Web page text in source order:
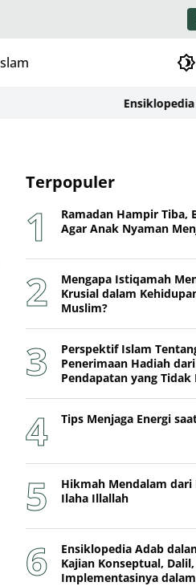
Ensiklopedia
Terpopuler
Ramadan Hampir Tiba,
Agar Anak Nyaman
Mengapa Istiqamah
Krusial dalam
Muslim?
Perspektif Islam
Penerimaan Hadiah
Pendapatan yang Tidak
Tips Menjaga Energi
Hikmah Mendalam dari
Ilaha Illallah
Ensiklopedia Adab
Kajian Konseptual,
Implementasinya